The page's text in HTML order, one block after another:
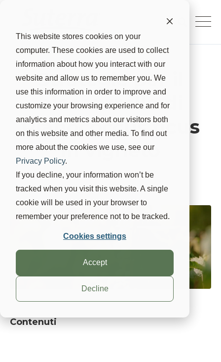
This website stores cookies on your
computer. These cookies are used to collect
information about how you interact with our
website and allow us to remember you. We
use this information in order to improve and
customize your browsing experience and for
analytics and metrics about our visitors both
on this website and other media. To find out
more about the cookies we use, see our
Privacy Policy.
If you decline, your information won’t be
tracked when you visit this website. A single
cookie will be used in your browser to
remember your preference not to be tracked.
Cookies settings
Accept
Decline
Strategie per il
biocontrollo di
Planococcus ficus
in vigneto
Suterra 9 apr 2025, 08:43:04
Contenuti